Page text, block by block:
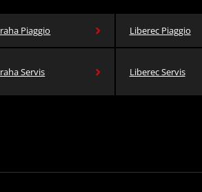
Piaggio Liberec Piaggio
Servis Liberec Servis